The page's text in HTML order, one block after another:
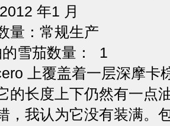
年1 月
量：常规生产
雪茄数量： 1
上覆盖着一层深摩卡
的长度上下仍然有一点
，我认为它没有装满。